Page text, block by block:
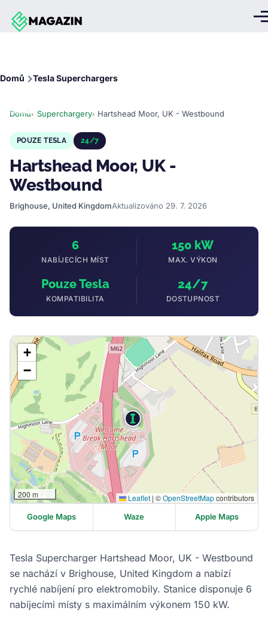
Přejít k hlavnímu obsahu
Domů Tesla Superchargers
Domů Superchargery Hartshead Moor, UK - Westbound
POUZE TESLA 24/7
Hartshead Moor, UK -
Westbound
Brighouse, United KingdomAktualizováno 29. 7. 2026
6
NABÍJECÍCH MÍST
150 kW
MAX. VÝKON
Pouze Tesla
KOMPATIBILITA
24/7
DOSTUPNOST
Tesla Supercharger Hartshead Moor, UK - Westbound
se nachází v Brighouse, United Kingdom a nabízí
rychlé nabíjení pro elektromobily. Stanice disponuje 6
nabíjecími místy s maximálním výkonem 150 kW.
+
−
200 m Leaflet | ©OpenStreetMapcontributors
Google Maps Waze Apple Maps